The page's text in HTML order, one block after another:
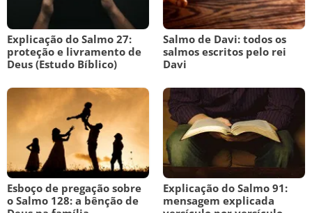
Explicação do Salmo 27:
proteção e livramento de
Deus (Estudo Bíblico)
Salmo de Davi: todos os
salmos escritos pelo rei
Davi
Esboço de pregação sobre
o Salmo 128: a bênção de
Explicação do Salmo 91:
mensagem explicada